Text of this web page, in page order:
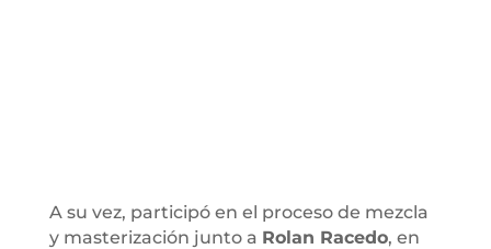
A su vez, participó en el proceso de mezcla
y masterización junto a Rolan Racedo, en